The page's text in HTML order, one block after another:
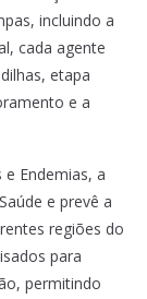
incluindo a
cada agente
etapa
e a
Endemias, a
e prevê a
regiões do
para
permitindo